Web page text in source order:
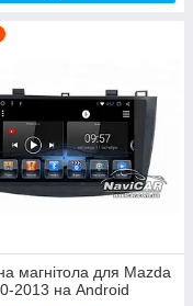
магнітола для Mazda
2013 на Android